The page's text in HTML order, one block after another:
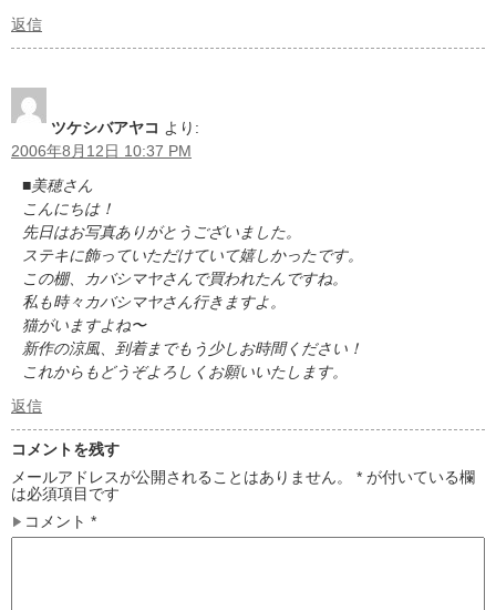
返信
ツケシバアヤコ より:
2006年8月12日 10:37 PM
■美穂さん
こんにちは！
先日はお写真ありがとうございました。
ステキに飾っていただけていて嬉しかったです。
この棚、カバシマヤさんで買われたんですね。
私も時々カバシマヤさん行きますよ。
猫がいますよね〜
新作の涼風、到着までもう少しお時間ください！
これからもどうぞよろしくお願いいたします。
返信
コメントを残す
メールアドレスが公開されることはありません。
* が付いている欄
は必須項目です
コメント *